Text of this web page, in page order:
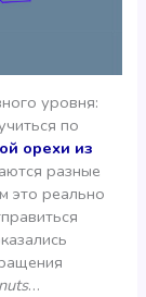
уровня:
по
орехи из
разные
это реально
nuts…